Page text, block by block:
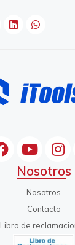
Nosotros
Nosotros
Contacto
Libro de